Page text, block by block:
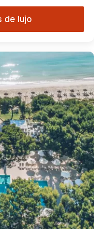
de lujo